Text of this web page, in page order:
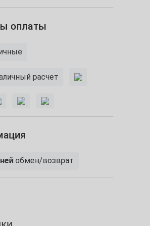
оплаты
расчет
обмен/возврат